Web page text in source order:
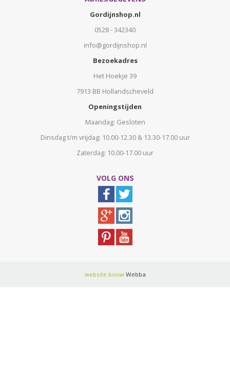
Gordijnshop.nl
0528 - 342340
info@gordijnshop.nl
Bezoekadres
Het Hoekje 39
7913 BB Hollandscheveld
Openingstijden
Maandag: Gesloten
Dinsdag t/m vrijdag: 10.00-12.30 & 13.30-17.00 uur
Zaterdag: 10.00-17.00 uur
VOLG ONS
website bouwWebba